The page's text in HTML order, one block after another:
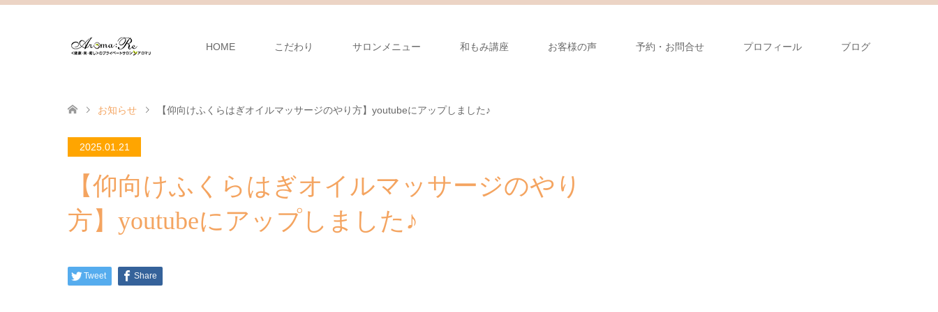
HOME こだわり サロンメニュー 和もみ講座 お客様の声 予約・お問合せ プロフィール ブログ
お知らせ 【仰向けふくらはぎオイルマッサージのやり方】youtubeにアップしました♪
2025.01.21
【仰向けふくらはぎオイルマッサージのやり
方】youtubeにアップしました♪
Tweet Share